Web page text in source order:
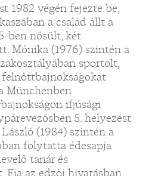
1982 végén fejezte be,
a család állt a
ben nősült, két
Mónika (1976) szintén a
sportolt,
Münchenben
ifjúsági
5. helyezést
(1984) szintén a
folytatta édesapja
tanár és
Fia az edzői hivatásban